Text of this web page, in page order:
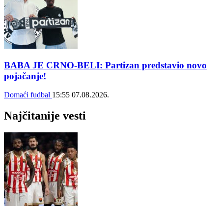
BABA JE CRNO-BELI: Partizan predstavio novo
pojačanje!
Domaći fudbal 15:55 07.08.2026.
Najčitanije vesti